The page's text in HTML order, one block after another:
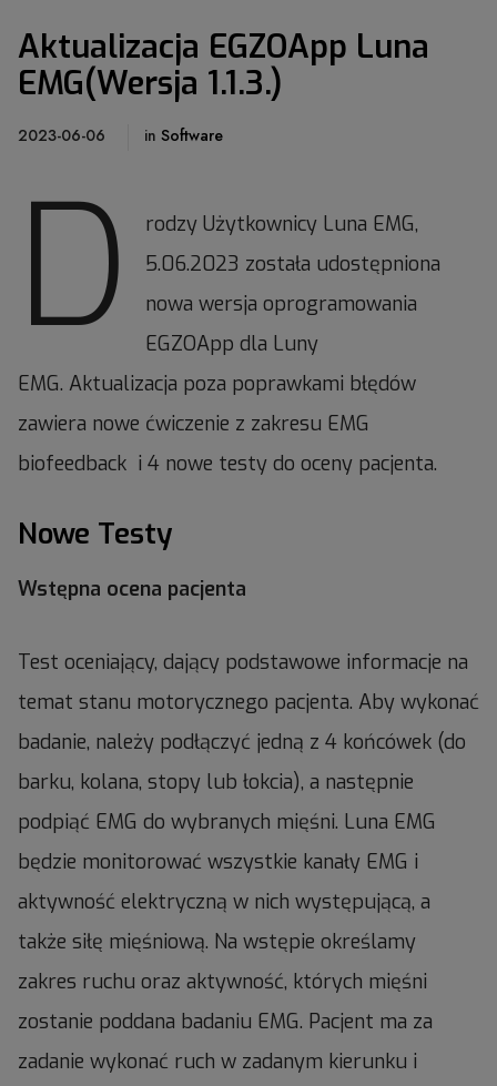
Aktualizacja EGZOApp Luna
EMG(Wersja 1.1.3.)
2023-06-06 in Software
D
rodzy Użytkownicy Luna EMG,
5.06.2023 została udostępniona
nowa wersja oprogramowania
EGZOApp dla Luny
EMG. Aktualizacja poza poprawkami błędów
zawiera nowe ćwiczenie z zakresu EMG
biofeedback i 4 nowe testy do oceny pacjenta.
Nowe Testy
Wstępna ocena pacjenta
Test oceniający, dający podstawowe informacje na
temat stanu motorycznego pacjenta. Aby wykonać
badanie, należy podłączyć jedną z 4 końcówek (do
barku, kolana, stopy lub łokcia), a następnie
podpiąć EMG do wybranych mięśni. Luna EMG
będzie monitorować wszystkie kanały EMG i
aktywność elektryczną w nich występującą, a
także siłę mięśniową. Na wstępie określamy
zakres ruchu oraz aktywność, których mięśni
zostanie poddana badaniu EMG. Pacjent ma za
zadanie wykonać ruch w zadanym kierunku i